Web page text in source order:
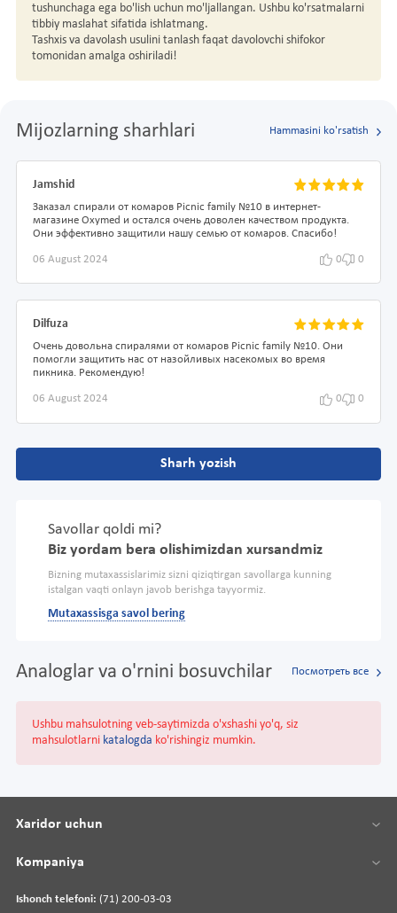
tushunchaga ega bo'lish uchun mo'ljallangan. Ushbu ko'rsatmalarni
tibbiy maslahat sifatida ishlatmang.
Tashxis va davolash usulini tanlash faqat davolovchi shifokor
tomonidan amalga oshiriladi!
Mijozlarning sharhlari Hammasini ko'rsatish
Jamshid
Заказал спирали от комаров Picnic family №10 в интернет-
магазине Oxymed и остался очень доволен качеством продукта.
Они эффективно защитили нашу семью от комаров. Спасибо!
06 August 2024 0 0
Dilfuza
Очень довольна спиралями от комаров Picnic family №10. Они
помогли защитить нас от назойливых насекомых во время
пикника. Рекомендую!
06 August 2024 0 0
Sharh yozish
Savollar qoldi mi?
Biz yordam bera olishimizdan xursandmiz
Bizning mutaxassislarimiz sizni qiziqtirgan savollarga kunning
istalgan vaqti onlayn javob berishga tayyormiz.
Mutaxassisga savol bering
Analoglar va o'rnini bosuvchilar Посмотреть все
Ushbu mahsulotning veb-saytimizda o'xshashi yo'q, siz
mahsulotlarni katalogda ko'rishingiz mumkin.
Ishonch telefoni: (71) 200-03-03
Xaridor uchun
Kompaniya